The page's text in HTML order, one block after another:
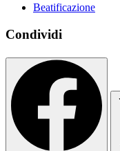
Beatificazione
Condividi